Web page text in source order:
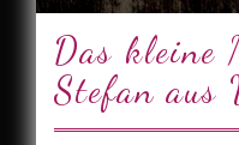
Das kleine
Stefan aus